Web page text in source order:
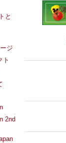
と
ジ
ト
2nd